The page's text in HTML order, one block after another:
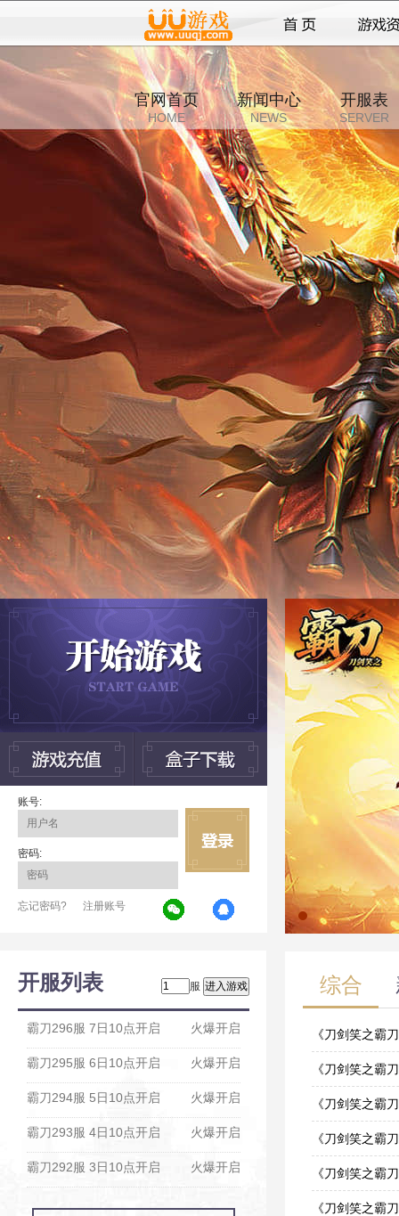
官网首页
HOME
新闻中心
NEWS
开服表
SERVER
账号:
密码:
忘记密码? 注册账号
开服列表 服
火爆开启
霸刀296服 7日10点开启
火爆开启
霸刀295服 6日10点开启
火爆开启
霸刀294服 5日10点开启
火爆开启
霸刀293服 4日10点开启
火爆开启
霸刀292服 3日10点开启
综合
《刀剑笑之霸
02-13
《刀剑笑之霸
11-20
《刀剑笑之霸
01-26
《刀剑笑之霸
01-26
《刀剑笑之霸
01-26
《刀剑笑之霸